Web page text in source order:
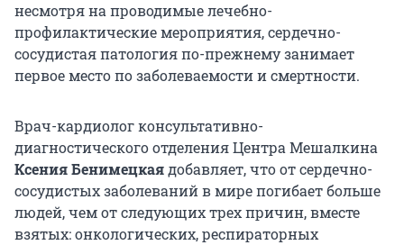
несмотря на проводимые лечебно-
профилактические мероприятия, сердечно-
сосудистая патология по-прежнему занимает
первое место по заболеваемости и смертности.
Врач-кардиолог консультативно-
диагностического отделения Центра Мешалкина
Ксения Бенимецкаядобавляет, что от сердечно-
сосудистых заболеваний в мире погибает больше
людей, чем от следующих трех причин, вместе
взятых: онкологических, респираторных